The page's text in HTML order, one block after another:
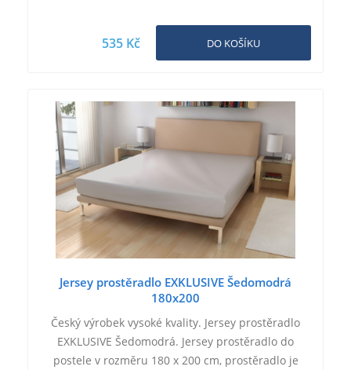
535 Kč DO KOŠÍKU
Jersey prostěradlo EXKLUSIVE Šedomodrá
180x200
Český výrobek vysoké kvality. Jersey prostěradlo
EXKLUSIVE Šedomodrá. Jersey prostěradlo do
postele v rozměru 180 x 200 cm, prostěradlo je